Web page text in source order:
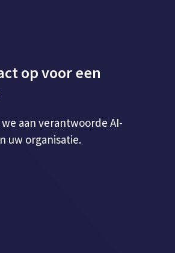
op voor een
aan verantwoorde AI-
uw organisatie.